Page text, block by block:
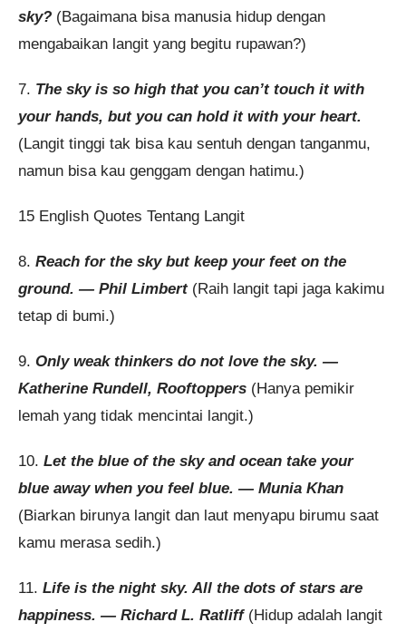
sky? (Bagaimana bisa manusia hidup dengan
mengabaikan langit yang begitu rupawan?)
7. The sky is so high that you can’t touch it with
your hands, but you can hold it with your heart.
(Langit tinggi tak bisa kau sentuh dengan tanganmu,
namun bisa kau genggam dengan hatimu.)
15 English Quotes Tentang Langit
8. Reach for the sky but keep your feet on the
ground. — Phil Limbert(Raih langit tapi jaga kakimu
tetap di bumi.)
9. Only weak thinkers do not love the sky. —
Katherine Rundell, Rooftoppers (Hanya pemikir
lemah yang tidak mencintai langit.)
10. Let the blue of the sky and ocean take your
blue away when you feel blue. — Munia Khan
(Biarkan birunya langit dan laut menyapu birumu saat
kamu merasa sedih.)
11. Life is the night sky. All the dots of stars are
happiness. — Richard L. Ratliff(Hidup adalah langit